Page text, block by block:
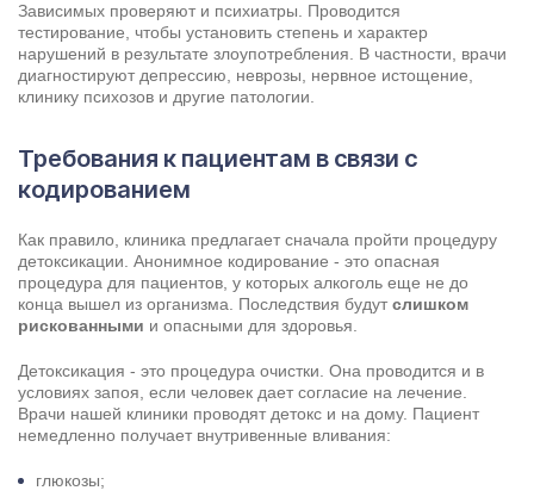
Зависимых проверяют и психиатры. Проводится
тестирование, чтобы установить степень и характер
нарушений в результате злоупотребления. В частности, врачи
диагностируют депрессию, неврозы, нервное истощение,
клинику психозов и другие патологии.
Требования к пациентам в связи с
кодированием
Как правило, клиника предлагает сначала пройти процедуру
детоксикации. Анонимное кодирование - это опасная
процедура для пациентов, у которых алкоголь еще не до
конца вышел из организма. Последствия будут слишком
рискованными и опасными для здоровья.
Детоксикация - это процедура очистки. Она проводится и в
условиях запоя, если человек дает согласие на лечение.
Врачи нашей клиники проводят детокс и на дому. Пациент
немедленно получает внутривенные вливания:
глюкозы;